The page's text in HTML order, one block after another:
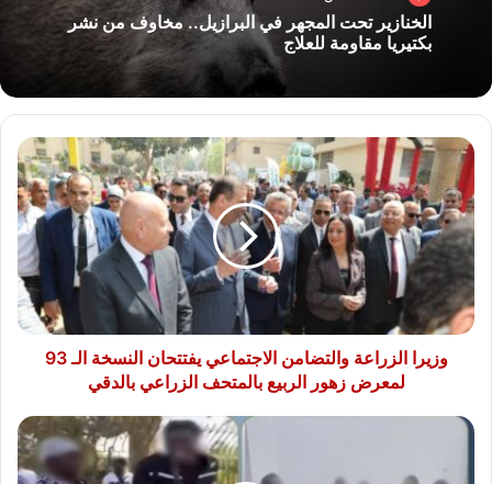
الخنازير تحت المجهر في البرازيل.. مخاوف من نشر
بكتيريا مقاومة للعلاج
وزيرا
الزراعة
والتضامن
الاجتماعي
يفتتحان
النسخة
الـ
93
لمعرض
الزراعي
وزيرا الزراعة والتضامن الاجتماعي يفتتحان النسخة الـ 93
لمعرض زهور الربيع بالمتحف الزراعي بالدقي
كشف